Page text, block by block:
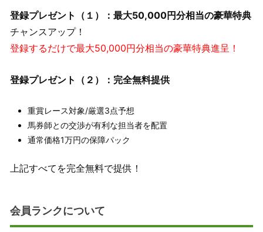
登録プレゼント（１）：最大50,000円分相当の豪華特典
チャンスアップ！
登録するだけで最大50,000円分相当の豪華特典進呈！
登録プレゼント（２）：完全無料提供
重賞レース対象/厳選3点予想
馬券師との交渉が有利な担当者を配置
通常価格1万円の保障パック
上記すべてを完全無料で提供！
会員ランクについて